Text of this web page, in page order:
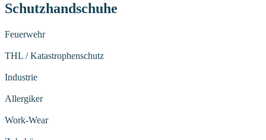
Schutzhandschuhe
Feuerwehr
THL / Katastrophenschutz
Industrie
Allergiker
Work-Wear